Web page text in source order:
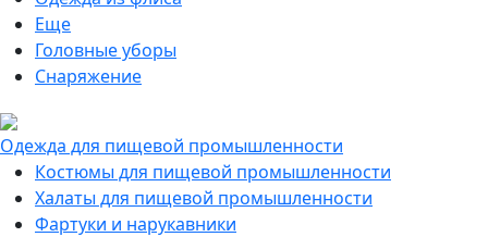
Еще
Головные уборы
Снаряжение
Одежда для пищевой промышленности
Костюмы для пищевой промышленности
Халаты для пищевой промышленности
Фартуки и нарукавники